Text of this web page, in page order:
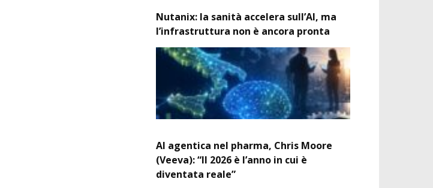
Nutanix: la sanità accelera sull’AI, ma
l’infrastruttura non è ancora pronta
AI agentica nel pharma, Chris Moore
(Veeva): “Il 2026 è l’anno in cui è
diventata reale”